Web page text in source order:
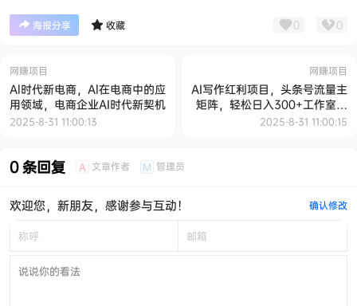
海报分享 收藏 0 0
网赚项目
Al时代新电商，Al在电商中的应
用领域，电商企业AI时代新契机
2025-8-31 11:00:13
网赚项目
AI写作红利项目，头条号流量主
矩阵，轻松日入300+工作室月
入5W【揭秘】
2025-8-31 11:00:15
0 条回复 A 文章作者 M 管理员
欢迎您，新朋友，感谢参与互动！ 确认修改